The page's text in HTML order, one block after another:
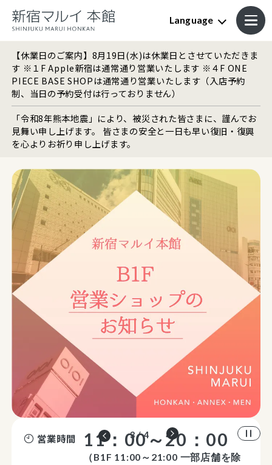
Language
【休業日のご案内】8月19日(水)は休業日とさせていただきま
す ※１F Apple新宿は通常通り営業いたします ※４F ONE
PIECE BASE SHOPは通常通り営業いたします（入店予約
制、当日の予約受付は行っておりません）
「令和8年熊本地震」により、被災された皆さまに、謹んでお
見舞い申し上げます。 皆さまの安全と一日も早い復旧・復興
を心よりお祈り申し上げます。
3 / 4
営業時間 11：00～20：00
（B1F 11:00～21:00 一部店舗を除